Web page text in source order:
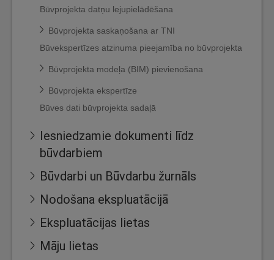
Būvprojekta datņu lejupielādēšana
Būvprojekta saskaņošana ar TNI
Būvekspertīzes atzinuma pieejamība no būvprojekta
Būvprojekta modeļa (BIM) pievienošana
Būvprojekta ekspertīze
Būves dati būvprojekta sadaļā
Iesniedzamie dokumenti līdz
būvdarbiem
Būvdarbi un Būvdarbu žurnāls
Nodošana ekspluatācijā
Ekspluatācijas lietas
Māju lietas